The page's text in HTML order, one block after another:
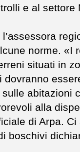
e al
norme. «I
situati in
abitazioni
alla
di Arpa.
boschivi